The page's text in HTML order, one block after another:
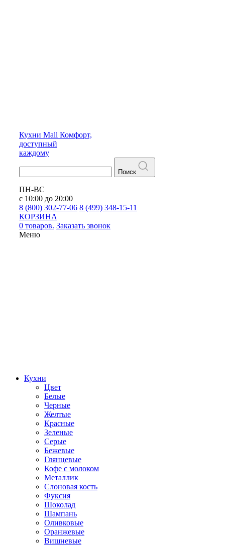
Кухни Mall Комфорт,
доступный
каждому
Поиск
ПН-ВС
с 10:00 до 20:00
8 (800) 302-77-06 8 (499) 348-15-11
КОРЗИНА
0 товаров. Заказать звонок
Меню
Кухни
Цвет
Белые
Черные
Желтые
Красные
Зеленые
Серые
Бежевые
Глянцевые
Кофе с молоком
Металлик
Слоновая кость
Фуксия
Шоколад
Шампань
Оливковые
Оранжевые
Вишневые